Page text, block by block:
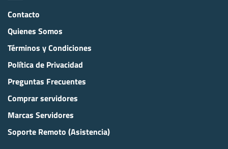
Contacto
Quienes Somos
Términos y Condiciones
Política de Privacidad
Preguntas Frecuentes
Comprar servidores
Marcas Servidores
Soporte Remoto (Asistencia)